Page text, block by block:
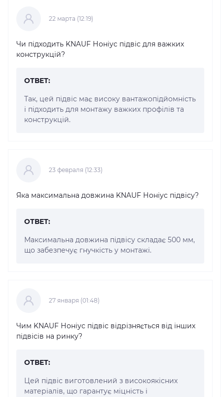
22 марта (12:19)
Чи підходить KNAUF Ноніус підвіс для важких
конструкцій?
ОТВЕТ:
Так, цей підвіс має високу вантажопідйомність
і підходить для монтажу важких профілів та
конструкцій.
23 февраля (12:33)
Яка максимальна довжина KNAUF Ноніус підвісу?
ОТВЕТ:
Максимальна довжина підвісу складає 500 мм,
що забезпечує гнучкість у монтажі.
27 января (01:48)
Чим KNAUF Ноніус підвіс відрізняється від інших
підвісів на ринку?
ОТВЕТ:
Цей підвіс виготовлений з високоякісних
матеріалів, що гарантує міцність і